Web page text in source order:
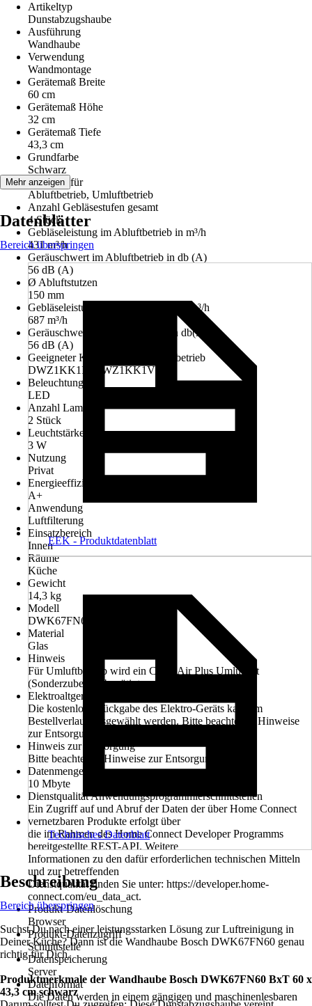
Artikeltyp
Dunstabzugshaube
Ausführung
Wandhaube
Verwendung
Wandmontage
Gerätemaß Breite
60 cm
Gerätemaß Höhe
32 cm
Gerätemaß Tiefe
43,3 cm
Grundfarbe
Schwarz
Geeignet für
Abluftbetrieb, Umluftbetrieb
Anzahl Gebläsestufen gesamt
4 Stück
Gebläseleistung im Abluftbetrieb in m³/h
431 m³/h
Geräuschwert im Abluftbetrieb in db (A)
56 dB (A)
Ø Abluftstutzen
150 mm
Gebläseleistung im Umluftbetrieb in m³/h
687 m³/h
Geräuschwert im Umluftbetrieb in db(A)
56 dB (A)
Geeigneter Kohlefilter für Umluftbetrieb
DWZ1KK1I6;DWZ1KK1V6
Beleuchtung
LED
Anzahl Lampen
2 Stück
Leuchtstärke
3 W
Nutzung
Privat
Energieeffizienzklasse
A+
Anwendung
Luftfilterung
Einsatzbereich
Innen
Räume
Küche
Gewicht
14,3 kg
Modell
DWK67FN60
Material
Glas
Hinweis
Für Umluftbetrieb wird ein Clean Air Plus Umluftset
(Sonderzubehör) benötigt
Elektroaltgerät-Rücknahme
Die kostenlose Rückgabe des Elektro-Geräts kann im
Bestellverlauf ausgewählt werden. Bitte beachte die Hinweise
zur Entsorgung.
Hinweis zur Entsorgung
Bitte beachte die Hinweise zur Entsorgung
Datenmenge
10 Mbyte
Dienstqualität Anwendungsprogrammierschnittstellen
Ein Zugriff auf und Abruf der Daten der über Home Connect
vernetzbaren Produkte erfolgt über
die im Rahmen des Home Connect Developer Programms
bereitgestellte REST-API. Weitere
Informationen zu den dafür erforderlichen technischen Mitteln
und zur betreffenden
Dienstqualität finden Sie unter: https://developer.home-
connect.com/eu_data_act.
Produkt-Datenlöschung
Browser
Produkt-Datenzugriff
Schnittstelle
Datenspeicherung
Server
Datenformat
Die Daten werden in einem gängigen und maschinenlesbaren
Mehr anzeigen
Datenblätter
Bereich überspringen
EEK - Produktdatenblatt
Technisches Datenblatt
Beschreibung
Bereich überspringen
Suchst Du nach einer leistungsstarken Lösung zur Luftreinigung in
Deiner Küche? Dann ist die Wandhaube Bosch DWK67FN60 genau
richtig für Dich.
Produktmerkmale der Wandhaube Bosch DWK67FN60 BxT 60 x
43,3 cm schwarz